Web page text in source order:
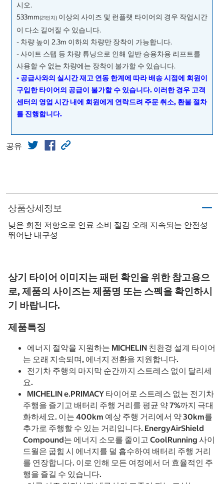
시오.
533mm(21인치) 이상의 사이즈 및 런플랫 타이어의 경우 작업시간
이 다소 길어질 수 있습니다.
- 차량 높이 2.3m 이하의 차량만 장착이 가능합니다.
- 사이트 스텝 등 차량 튜닝으로 인해 일반 승용차용 리프트를
사용할 수 없는 차량에는 장착이 불가할 수 있습니다.
- 공급사와의 실시간 재고 연동 한계에 따라 배송 시점에 회원이
구입한 타이어의 공급이 불가할 수 있습니다. 이러한 경우 고객
센터의 영업 시간 내에 회원에게 연락드려 주문 취소, 환불 절차
를 진행합니다.
공유
상품상세정보
낮은 회전 저항으로 연료 소비 절감 오래 지속되는 안전성
뛰어난 내구성
상기 타이어 이미지는 패턴 확인을 위한 참고용으
로, 제품의 사이즈는 제품명 또는 스펙을 확인하시
기 바랍니다.
제품특징
에너지 절약을 지원하는 MICHELIN 친환경 설계 타이어
는 오래 지속되며, 에너지 전환을 지원합니다.
전기차 주행의 마지막 순간까지 스트레스 없이 달리세
요.
MICHELIN e.PRIMACY 타이어로 스트레스 없는 전기차
주행을 즐기고 배터리 주행 거리를 평균 약 7%까지 극대
화하세요. 이는 400km 예상 주행 거리에서 약 30km를
추가로 주행할 수 있는 거리입니다. EnergyAirShield
Compound는 에너지 소모를 줄이고 CoolRunning 사이
드월은 굽힘 시 에너지를 덜 흡수하여 배터리 주행 거리
를 연장합니다. 이로 인해 모든 여정에서 더 효율적인 주
행을 즐길 수 있습니다.